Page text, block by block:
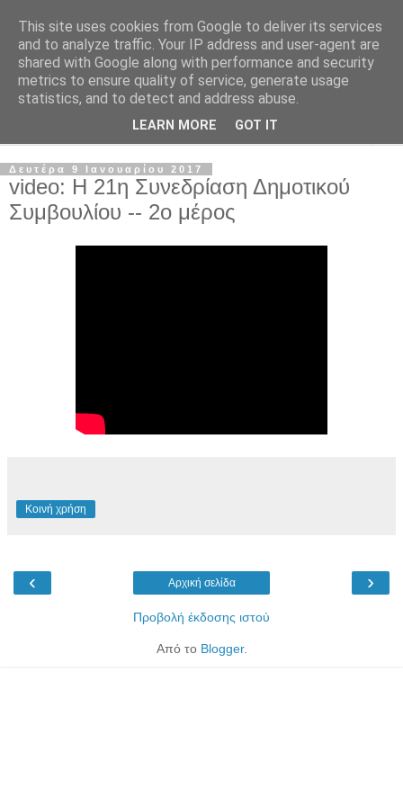
Δευτέρα 9 Ιανουαρίου 2017
video: Η 21η Συνεδρίαση Δημοτικού
Συμβουλίου -- 2ο μέρος
Κοινή χρήση
‹ ›
Αρχική σελίδα
Προβολή έκδοσης ιστού
Από το Blogger.
This site uses cookies from Google to deliver its services
and to analyze traffic. Your IP address and user-agent are
shared with Google along with performance and security
metrics to ensure quality of service, generate usage
statistics, and to detect and address abuse.
LEARN MORE GOT IT